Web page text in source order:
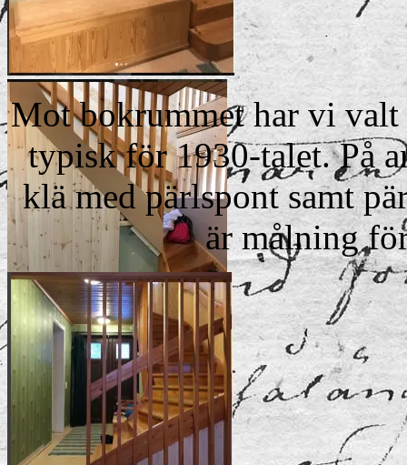
Trappan före.
Trappan kläs med pärlspont.
Mot bokrummet har vi valt
typisk för 1930-talet. På
klä med pärlspont samt
är målning